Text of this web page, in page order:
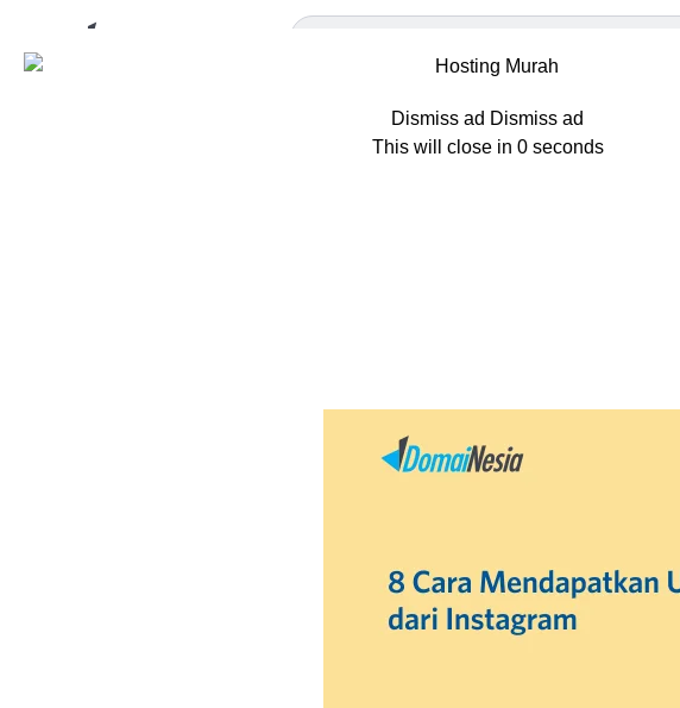
8 Cara
Dismiss ad Dismiss ad
This will close in 0seconds